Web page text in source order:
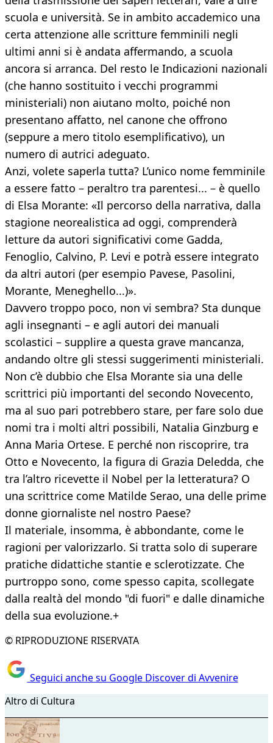
scuola e università. Se in ambito accademico una
certa attenzione alle scritture femminili negli
ultimi anni si è andata affermando, a scuola
ancora si arranca. Del resto le Indicazioni nazionali
(che hanno sostituito i vecchi programmi
ministeriali) non aiutano molto, poiché non
presentano affatto, nel canone che offrono
(seppure a mero titolo esemplificativo), un
numero di autrici adeguato.
Anzi, volete saperla tutta? L’unico nome femminile
a essere fatto – peraltro tra parentesi... – è quello
di Elsa Morante: «Il percorso della narrativa, dalla
stagione neorealistica ad oggi, comprenderà
letture da autori significativi come Gadda,
Fenoglio, Calvino, P. Levi e potrà essere integrato
da altri autori (per esempio Pavese, Pasolini,
Morante, Meneghello...)».
Davvero troppo poco, non vi sembra? Sta dunque
agli insegnanti – e agli autori dei manuali
scolastici – supplire a questa grave mancanza,
andando oltre gli stessi suggerimenti ministeriali.
Non c’è dubbio che Elsa Morante sia una delle
scrittrici più importanti del secondo Novecento,
ma al suo pari potrebbero stare, per fare solo due
nomi tra i molti altri possibili, Natalia Ginzburg e
Anna Maria Ortese. E perché non riscoprire, tra
Otto e Novecento, la figura di Grazia Deledda, che
tra l’altro ricevette il Nobel per la letteratura? O
una scrittrice come Matilde Serao, una delle prime
donne giornaliste nel nostro Paese?
Il materiale, insomma, è abbondante, come le
ragioni per valorizzarlo. Si tratta solo di superare
pratiche didattiche stantie e sclerotizzate. Che
purtroppo sono, come spesso capita, scollegate
dalla realtà del mondo "di fuori" e dalle dinamiche
della sua evoluzione.+
© RIPRODUZIONE RISERVATA
Seguici anche su Google Discover di Avvenire
Altro di Cultura